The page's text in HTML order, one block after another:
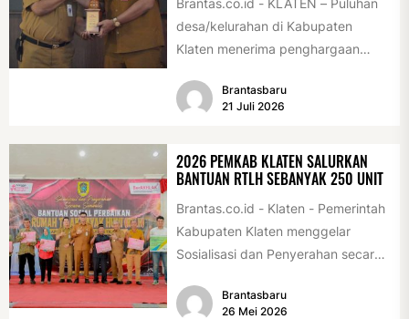
Brantas.co.id - KLATEN – Puluhan
desa/kelurahan di Kabupaten
Klaten menerima penghargaan
2026. Penghargaan tersebut
diserahkan sebagai...
Brantasbaru
21 Juli 2026
2026 PEMKAB KLATEN SALURKAN
BANTUAN RTLH SEBANYAK 250 UNIT
Brantas.co.id - Klaten - Pemerintah
Kabupaten Klaten menggelar
Sosialisasi dan Penyerahan secara
Rumah Tidak Layak Huni...
Brantasbaru
26 Mei 2026